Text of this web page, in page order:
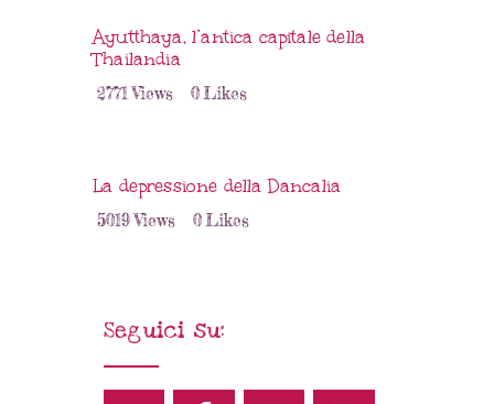
Ayutthaya, l’antica capitale della
Thailandia
2771Views 0Likes
La depressione della Dancalia
5019Views 0Likes
Seguici su: